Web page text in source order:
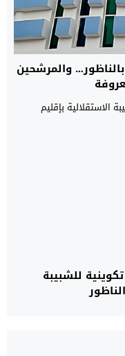
والمرشحين
للشبيبة